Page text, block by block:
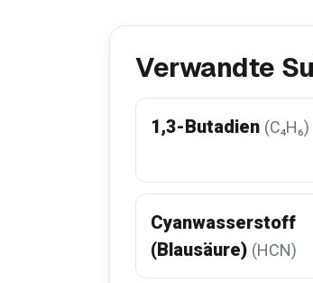
Verwandte
1,3-Butadien (C₄H₆)
Cyanwasserstoff
(Blausäure) (HCN)